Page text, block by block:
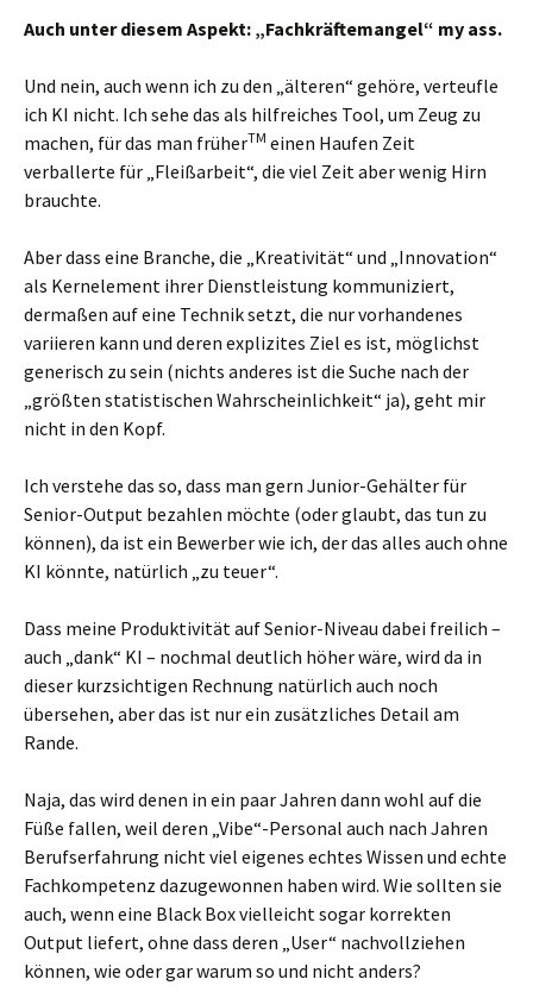
Auch unter diesem Aspekt: „Fachkräftemangel“ my ass.
Und nein, auch wenn ich zu den „älteren“ gehöre, verteufle
ich KI nicht. Ich sehe das als hilfreiches Tool, um Zeug zu
machen, für das man früherTM einen Haufen Zeit
verballerte für „Fleißarbeit“, die viel Zeit aber wenig Hirn
brauchte.
Aber dass eine Branche, die „Kreativität“ und „Innovation“
als Kernelement ihrer Dienstleistung kommuniziert,
dermaßen auf eine Technik setzt, die nur vorhandenes
variieren kann und deren explizites Ziel es ist, möglichst
generisch zu sein (nichts anderes ist die Suche nach der
„größten statistischen Wahrscheinlichkeit“ ja), geht mir
nicht in den Kopf.
Ich verstehe das so, dass man gern Junior-Gehälter für
Senior-Output bezahlen möchte (oder glaubt, das tun zu
können), da ist ein Bewerber wie ich, der das alles auch ohne
KI könnte, natürlich „zu teuer“.
Dass meine Produktivität auf Senior-Niveau dabei freilich –
auch „dank“ KI – nochmal deutlich höher wäre, wird da in
dieser kurzsichtigen Rechnung natürlich auch noch
übersehen, aber das ist nur ein zusätzliches Detail am
Rande.
Naja, das wird denen in ein paar Jahren dann wohl auf die
Füße fallen, weil deren „Vibe“-Personal auch nach Jahren
Berufserfahrung nicht viel eigenes echtes Wissen und echte
Fachkompetenz dazugewonnen haben wird. Wie sollten sie
auch, wenn eine Black Box vielleicht sogar korrekten
Output liefert, ohne dass deren „User“ nachvollziehen
können, wie oder gar warum so und nicht anders?